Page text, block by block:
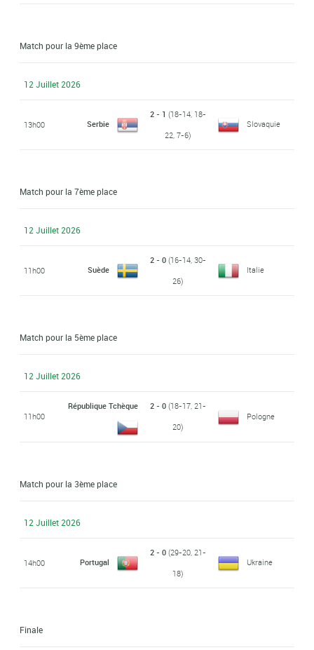
Match pour la 9ème place
12 Juillet 2026
13h00 Serbie
2 - 1 (18-14, 18-
22, 7-6)
Slovaquie
Match pour la 7ème place
12 Juillet 2026
11h00 Suède
2 - 0(16-14, 30-
26)
Italie
Match pour la 5ème place
12 Juillet 2026
11h00
République Tchèque 2 - 0(18-17, 21-
20)
Pologne
Match pour la 3ème place
12 Juillet 2026
14h00 Portugal
2 - 0(29-20, 21-
18)
Ukraine
Finale